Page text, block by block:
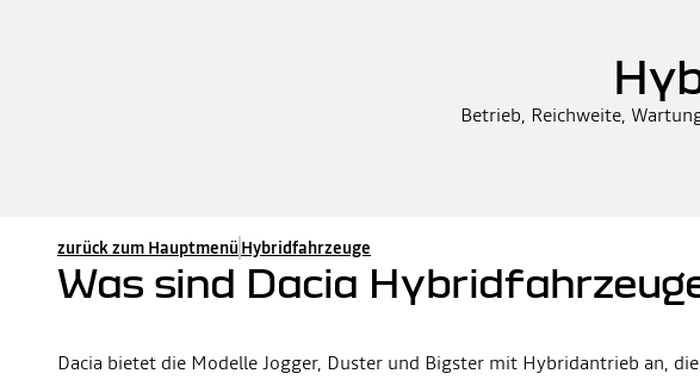
Betrieb, Reichweite,
zurück zum Hauptmenü Hybridfahrzeuge
Was sind Dacia
Dacia bietet die Modelle Jogger, Duster und Bigster mit Hybridantrieb an,